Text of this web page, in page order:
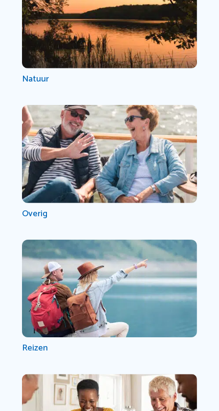
Natuur
Overig
Reizen